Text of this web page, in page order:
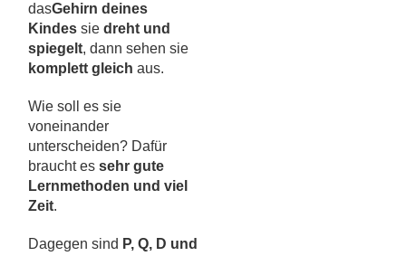
dasGehirn deines
Kindes sie dreht und
spiegelt, dann sehen sie
komplett gleichaus.
Wie soll es sie
voneinander
unterscheiden? Dafür
braucht essehr gute
Lernmethoden und viel
Zeit.
Dagegen sind P, Q, D und